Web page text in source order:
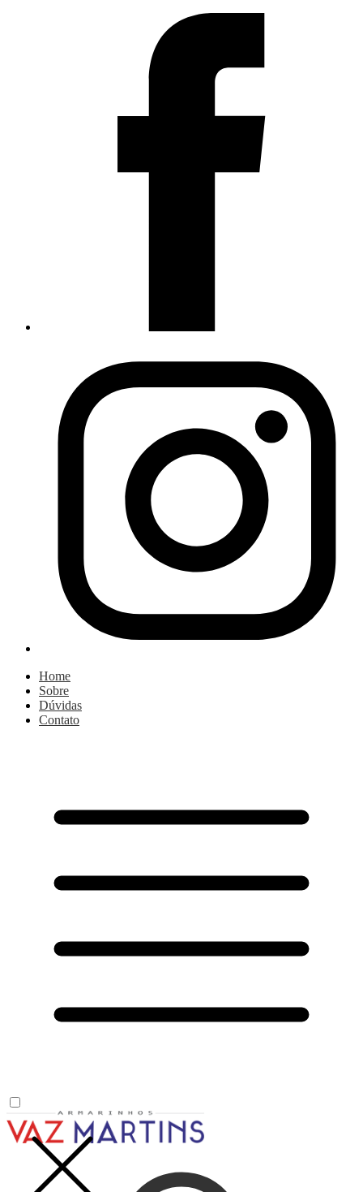
Home
Sobre
Dúvidas
Contato